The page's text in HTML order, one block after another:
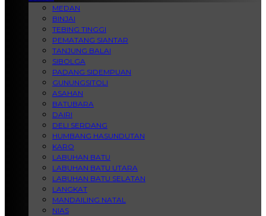
MEDAN
BINJAI
TEBING TINGGI
PEMATANG SIANTAR
TANJUNG BALAI
SIBOLGA
PADANG SIDEMPUAN
GUNUNGSITOLI
ASAHAN
BATUBARA
DAIRI
DELI SERDANG
HUMBANG HASUNDUTAN
KARO
LABUHAN BATU
LABUHAN BATU UTARA
LABUHAN BATU SELATAN
LANGKAT
MANDAILING NATAL
NIAS